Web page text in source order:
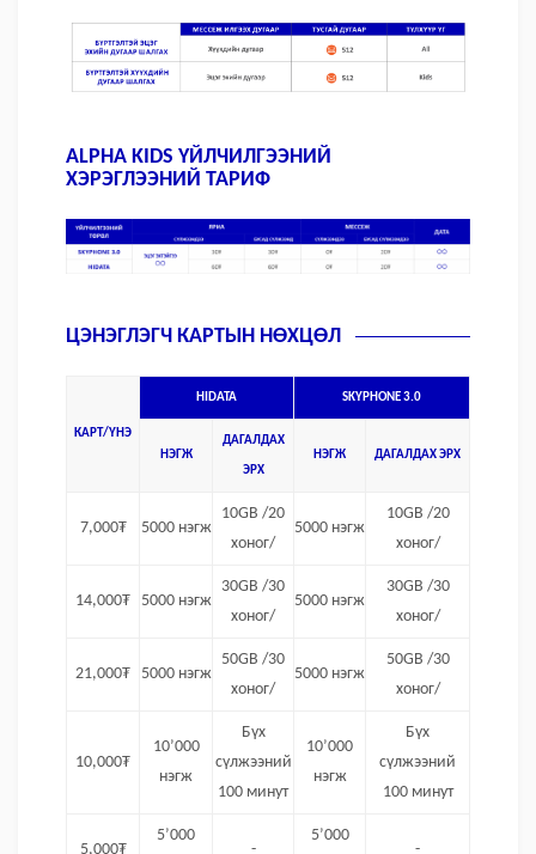
ALPHA KIDS ҮЙЛЧИЛГЭЭНИЙ
ХЭРЭГЛЭЭНИЙ ТАРИФ
ЦЭНЭГЛЭГЧ КАРТЫН НӨХЦӨЛ
КАРТ/ҮНЭ
HIDATA SKYPHONE 3.0
НЭГЖ
ДАГАЛДАХ
ЭРХ
НЭГЖ ДАГАЛДАХ ЭРХ
7,000₮ 5000 нэгж
10GB /20
хоног/
5000 нэгж
10GB /20
хоног/
14,000₮ 5000 нэгж
30GB /30
хоног/
5000 нэгж
30GB /30
хоног/
21,000₮ 5000 нэгж
50GB /30
хоног/
5000 нэгж
50GB /30
хоног/
10,000₮
10’000
нэгж
Бүх
сүлжээний
100 минут
10’000
нэгж
Бүх
сүлжээний
100 минут
5,000₮
5’000
-
5’000
-